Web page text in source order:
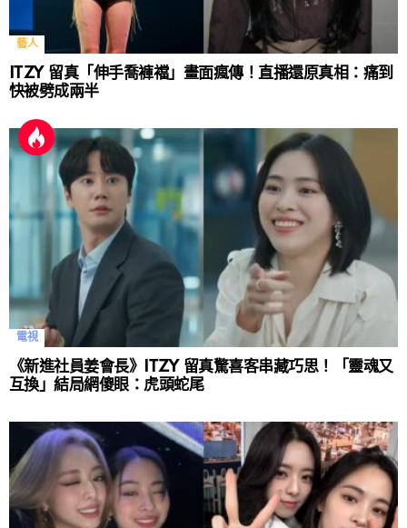
藝人
ITZY 留真「伸手喬褲襠」畫面瘋傳！直播還原真相：痛到
快被劈成兩半
電視
《新進社員姜會長》ITZY 留真驚喜客串藏巧思！「靈魂又
互換」結局網傻眼：虎頭蛇尾